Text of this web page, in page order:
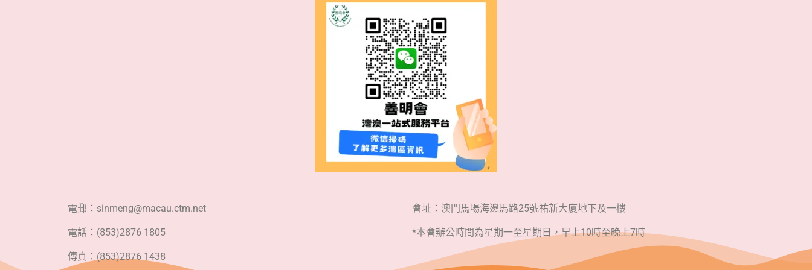
電郵：sinmeng@macau.ctm.net
電話：(853)2876 1805
傳真：(853)2876 1438
會址：澳門馬場海邊馬路25號祐新大廈地下及一樓
*本會辦公時間為星期一至星期日，早上10時至晚上7時